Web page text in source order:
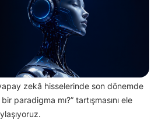
zekâ hisselerinde son dönemde
paradigma mı?” tartışmasını ele